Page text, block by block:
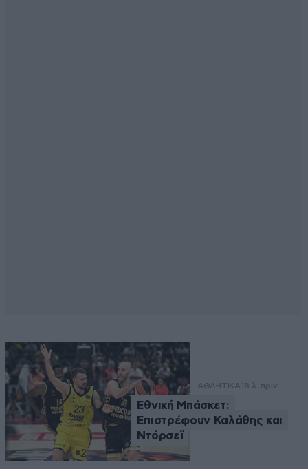
ΑΘΛΗΤΙΚΑ 18 λ. πριν
Εθνική Μπάσκετ:
Επιστρέφουν Καλάθης και
Ντόρσεϊ